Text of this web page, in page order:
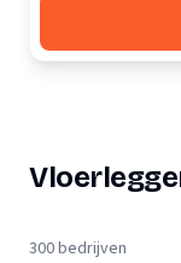
300 bedrijven